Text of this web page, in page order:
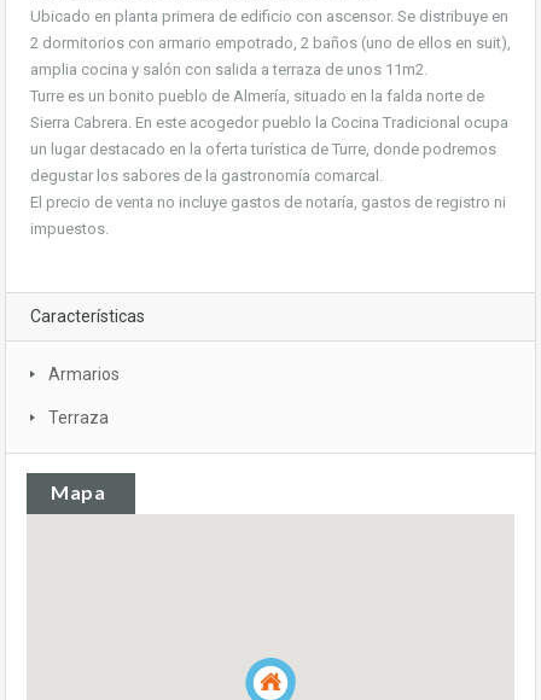
Ubicado en planta primera de edificio con ascensor. Se distribuye en
2 dormitorios con armario empotrado, 2 baños (uno de ellos en suit),
amplia cocina y salón con salida a terraza de unos 11m2.
Turre es un bonito pueblo de Almería, situado en la falda norte de
Sierra Cabrera. En este acogedor pueblo la Cocina Tradicional ocupa
un lugar destacado en la oferta turística de Turre, donde podremos
degustar los sabores de la gastronomía comarcal.
El precio de venta no incluye gastos de notaría, gastos de registro ni
impuestos.
Características
Armarios
Terraza
Mapa